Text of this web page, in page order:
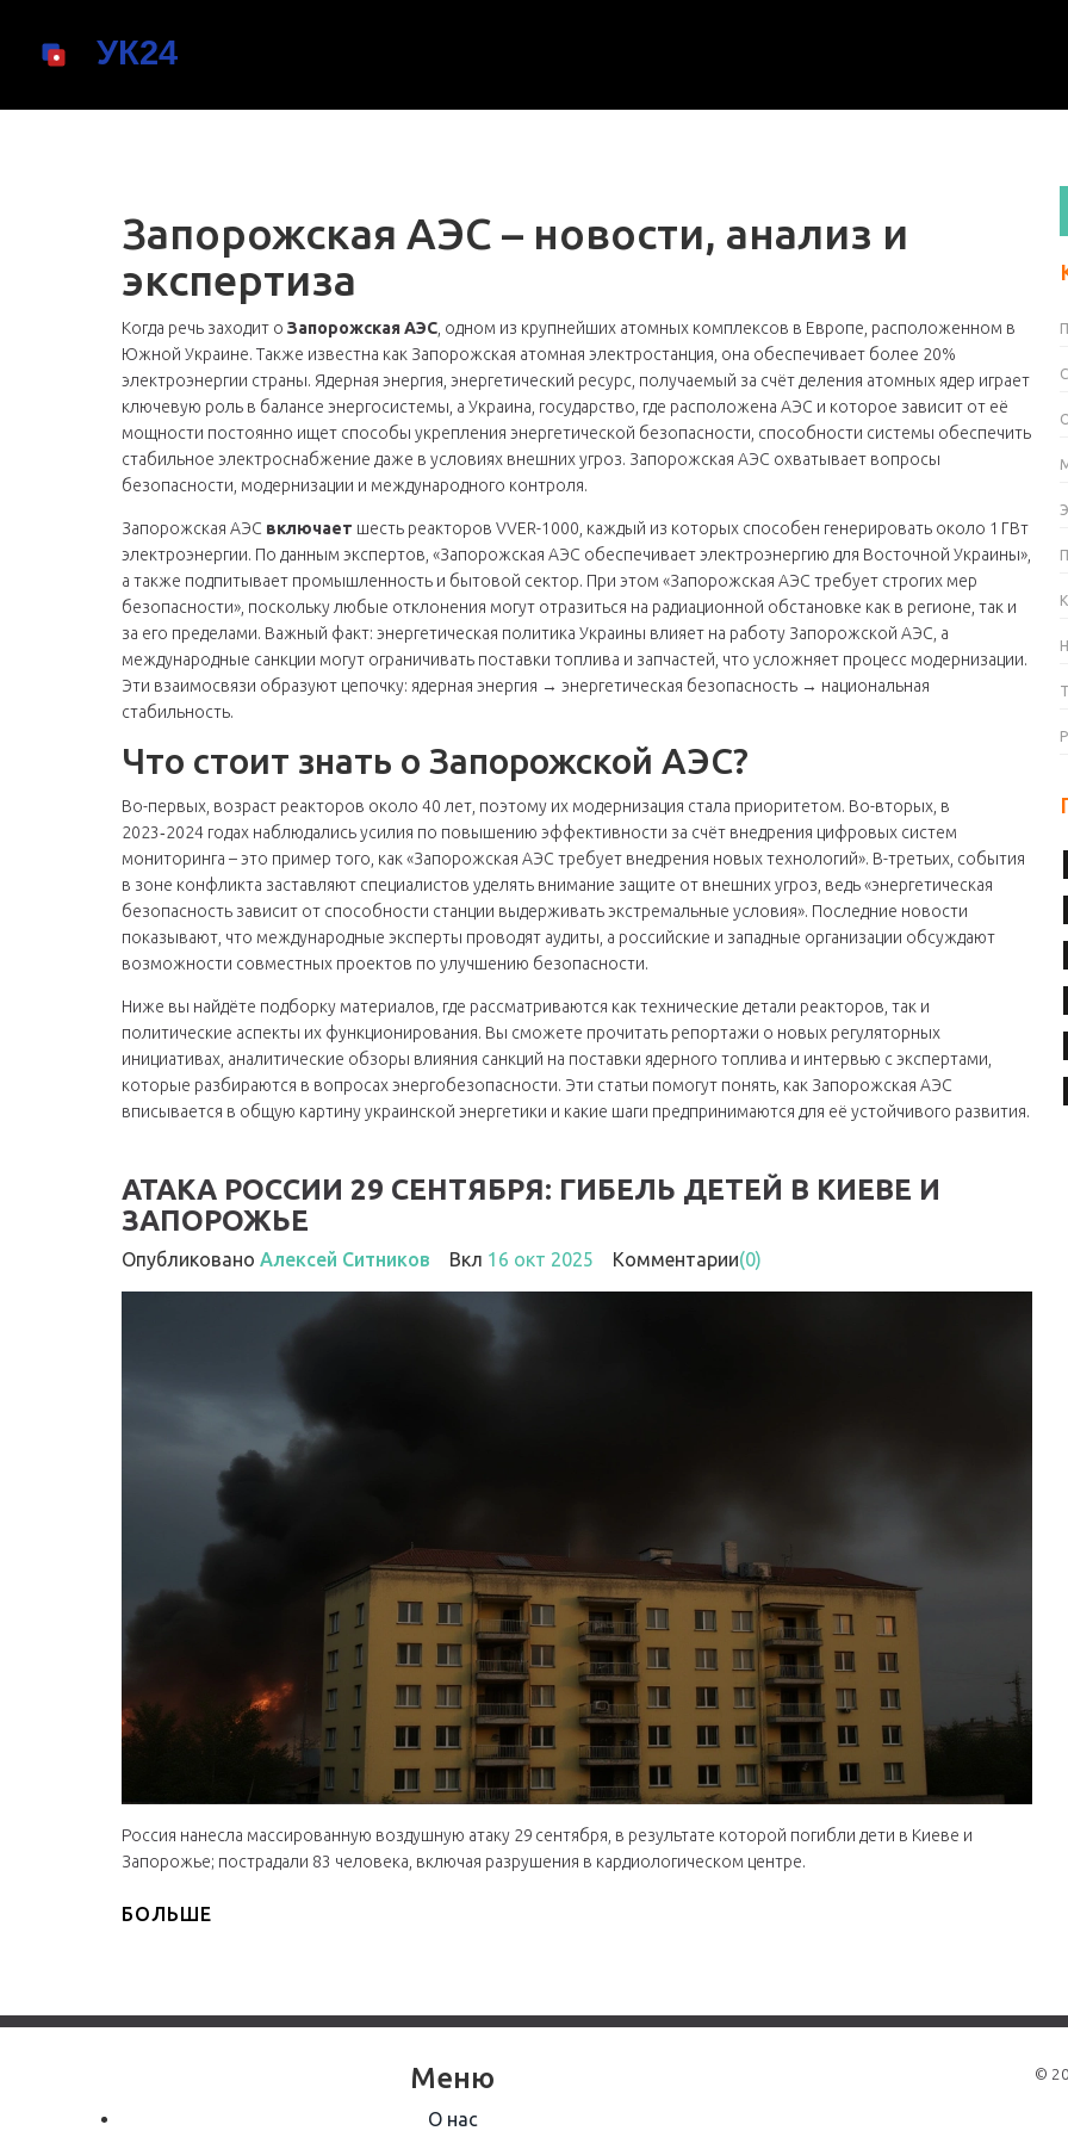
Запорожская АЭС – новости, анализ и
экспертиза
Когда речь заходит о Запорожская АЭС одном из крупнейших атомных комплексов в Европе, расположенном в
Южной Украине. Также известна как Запорожская атомная электростанция , она обеспечивает более 20%
электроэнергии страны. Ядерная энергия энергетический ресурс, получаемый за счёт деления атомных ядер играет
ключевую роль в балансе энергосистемы, а Украина государство, где расположена АЭС и которое зависит от её
мощности постоянно ищет способы укрепления энергетической безопасности способности системы обеспечить
стабильное электроснабжение даже в условиях внешних угроз. Запорожская АЭС охватывает вопросы
безопасности, модернизации и международного контроля.
Запорожская АЭС включает шесть реакторов VVER-1000, каждый из которых способен генерировать около 1 ГВт
электроэнергии. По данным экспертов, «Запорожская АЭС обеспечивает электроэнергию для Восточной Украины»,
а также подпитывает промышленность и бытовой сектор. При этом «Запорожская АЭС требует строгих мер
безопасности», поскольку любые отклонения могут отразиться на радиационной обстановке как в регионе, так и
за его пределами. Важный факт: энергетическая политика Украины влияет на работу Запорожской АЭС, а
международные санкции могут ограничивать поставки топлива и запчастей, что усложняет процесс модернизации.
Эти взаимосвязи образуют цепочку: ядерная энергия → энергетическая безопасность → национальная
стабильность.
Что стоит знать о Запорожской АЭС?
Во-первых, возраст реакторов около 40 лет, поэтому их модернизация стала приоритетом. Во-вторых, в
2023‑2024 годах наблюдались усилия по повышению эффективности за счёт внедрения цифровых систем
мониторинга – это пример того, как «Запорожская АЭС требует внедрения новых технологий». В-третьих, события
в зоне конфликта заставляют специалистов уделять внимание защите от внешних угроз, ведь «энергетическая
безопасность зависит от способности станции выдерживать экстремальные условия». Последние новости
показывают, что международные эксперты проводят аудиты, а российские и западные организации обсуждают
возможности совместных проектов по улучшению безопасности.
Ниже вы найдёте подборку материалов, где рассматриваются как технические детали реакторов, так и
политические аспекты их функционирования. Вы сможете прочитать репортажи о новых регуляторных
инициативах, аналитические обзоры влияния санкций на поставки ядерного топлива и интервью с экспертами,
которые разбираются в вопросах энергобезопасности. Эти статьи помогут понять, как Запорожская АЭС
вписывается в общую картину украинской энергетики и какие шаги предпринимаются для её устойчивого развития.
АТАКА РОССИИ 29 СЕНТЯБРЯ: ГИБЕЛЬ ДЕТЕЙ В КИЕВЕ И
ЗАПОРОЖЬЕ
Опубликовано Алексей Ситников Вкл 16 окт 2025 Комментарии(0)
Россия нанесла массированную воздушную атаку 29 сентября, в результате которой погибли дети в Киеве и
Запорожье; пострадали 83 человека, включая разрушения в кардиологическом центре.
БОЛЬШЕ
Меню
О нас
©